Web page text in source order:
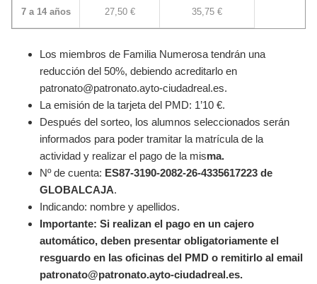
7 a 14 años 27,50 € 35,75 €
Los miembros de Familia Numerosa tendrán una
reducción del 50%, debiendo acreditarlo en
patronato@patronato.ayto-ciudadreal.es.
La emisión de la tarjeta del PMD: 1’10 €.
Después del sorteo, los alumnos seleccionados serán
informados para poder tramitar la matrícula de la
actividad y realizar el pago de la misma.
Nº de cuenta: ES87-3190-2082-26-4335617223 de
GLOBALCAJA.
Indicando: nombre y apellidos.
Importante: Si realizan el pago en un cajero
automático, deben presentar obligatoriamente el
resguardo en las oficinas del PMD o remitirlo al email
patronato@patronato.ayto-ciudadreal.es.